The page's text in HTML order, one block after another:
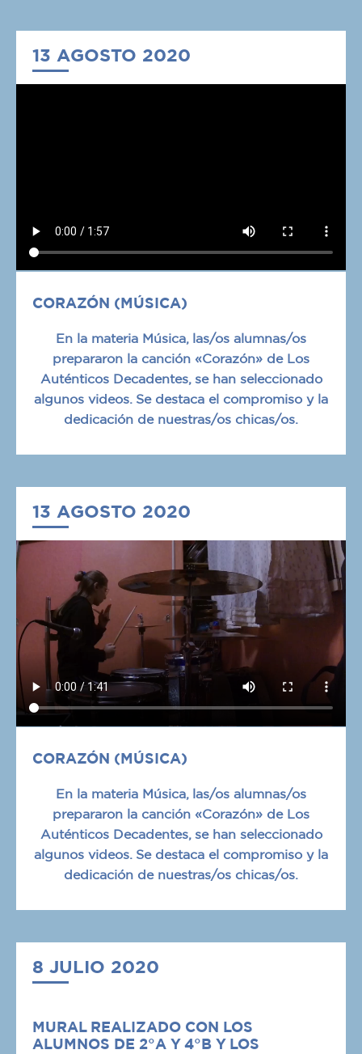
13 AGOSTO 2020
CORAZÓN (MÚSICA)
En la materia Música, las/os alumnas/os
prepararon la canción «Corazón» de Los
Auténticos Decadentes, se han seleccionado
algunos videos. Se destaca el compromiso y la
dedicación de nuestras/os chicas/os.
13 AGOSTO 2020
CORAZÓN (MÚSICA)
En la materia Música, las/os alumnas/os
prepararon la canción «Corazón» de Los
Auténticos Decadentes, se han seleccionado
algunos videos. Se destaca el compromiso y la
dedicación de nuestras/os chicas/os.
8 JULIO 2020
MURAL REALIZADO CON LOS
ALUMNOS DE 2°A Y 4°B Y LOS